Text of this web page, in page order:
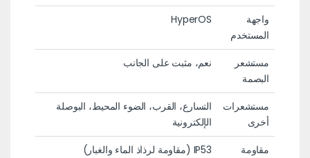
واجهة
المستخدم
HyperOS
مستشعر
البصمة
نعم، مثبت على الجانب
مستشعرات
أخرى
التسارع، القرب، الضوء المحيط، البوصلة
الإلكترونية
مقاومة
IP53 (مقاومة لرذاذ الماء والغبار)